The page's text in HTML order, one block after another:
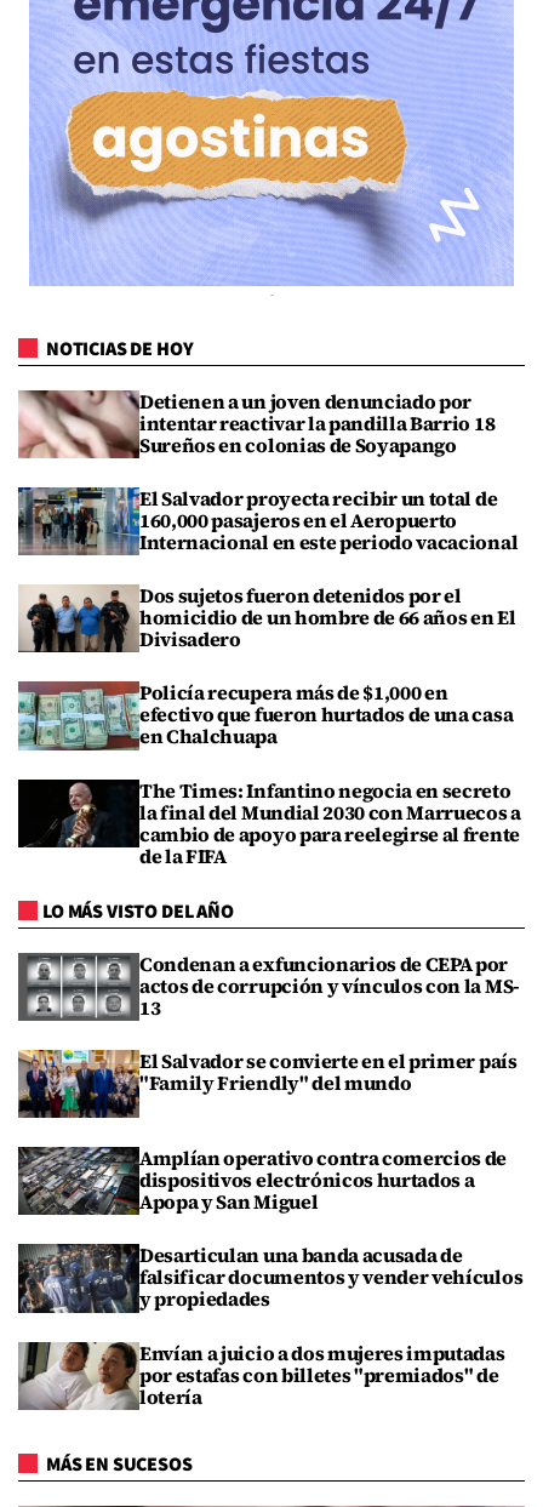
NOTICIAS DE HOY
Detienen a un joven denunciado por
intentar reactivar la pandilla Barrio 18
Sureños en colonias de Soyapango
El Salvador proyecta recibir un total de
160,000 pasajeros en el Aeropuerto
Internacional en este periodo vacacional
Dos sujetos fueron detenidos por el
homicidio de un hombre de 66 años en El
Divisadero
Policía recupera más de $1,000 en
efectivo que fueron hurtados de una casa
en Chalchuapa
The Times: Infantino negocia en secreto
la final del Mundial 2030 con Marruecos a
cambio de apoyo para reelegirse al frente
de la FIFA
LO MÁS VISTO DEL AÑO
Condenan a exfuncionarios de CEPA por
actos de corrupción y vínculos con la MS-
13
El Salvador se convierte en el primer país
"Family Friendly" del mundo
Amplían operativo contra comercios de
dispositivos electrónicos hurtados a
Apopa y San Miguel
Desarticulan una banda acusada de
falsificar documentos y vender vehículos
y propiedades
Envían a juicio a dos mujeres imputadas
por estafas con billetes "premiados" de
lotería
MÁS EN SUCESOS